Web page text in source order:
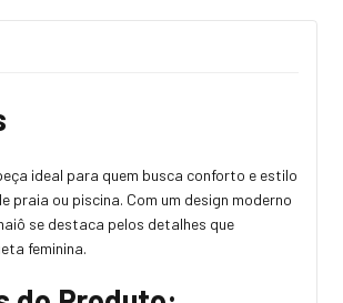
ideal para quem busca conforto e estilo
praia ou piscina. Com um design moderno
se destaca pelos detalhes que
feminina.